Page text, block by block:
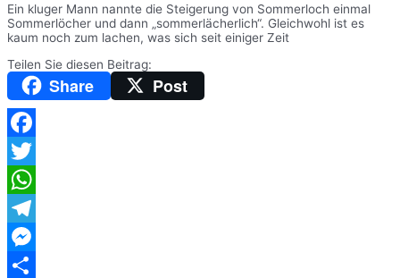
Ein kluger Mann nannte die Steigerung von Sommerloch einmal
Sommerlöcher und dann „sommerlächerlich“. Gleichwohl ist es
kaum noch zum lachen, was sich seit einiger Zeit
Teilen Sie diesen Beitrag:
Share Post
Facebook
Twitter
WhatsApp
Telegram
Messenger